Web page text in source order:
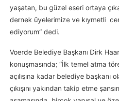
yaşatan, bu güzel eseri ortaya
dernek üyelerimize ve kıymetli
ediyorum” dedi.
Voerde Belediye Başkanı Dirk
konuşmasında; “İlk temel atma
açılışına kadar belediye başkanı
çıkışını yakından takip etme